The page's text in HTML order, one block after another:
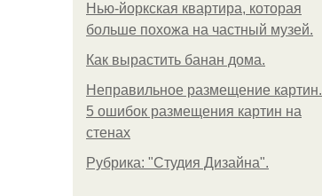
Нью-йоркская квартира, которая
больше похожа на частный музей.
Как вырастить банан дома.
Неправильное размещение картин.
5 ошибок размещения картин на
стенах
Рубрика: "Студия Дизайна".